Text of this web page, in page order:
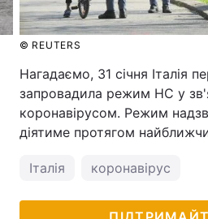
© REUTERS
Нагадаємо, 31 січня Італія
запровадила режим НС у
коронавірусом. Режим
діятиме протягом
Італія коронавірус